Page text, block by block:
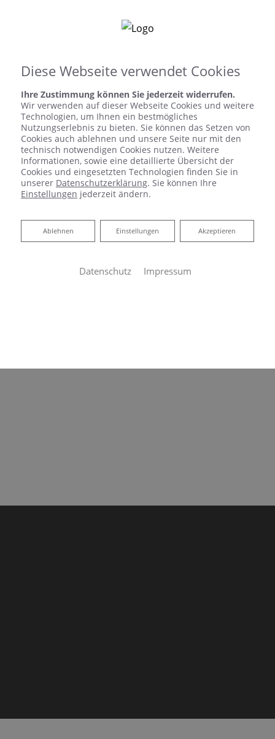
Startseite»Bad»Badinspiration & Musterbäder»Komfort-Bad 4,6
Komfort-Bad 4,6 ㎡
Diese Webseite verwendet Cookies
Ihre Zustimmung können Sie jederzeit widerrufen.
Wir verwenden auf dieser Webseite Cookies und weitere
Technologien, um Ihnen ein bestmögliches
Nutzungserlebnis zu bieten. Sie können das Setzen von
Cookies auch ablehnen und unsere Seite nur mit den
technisch notwendigen Cookies nutzen. Weitere
Informationen, sowie eine detaillierte Übersicht der
Cookies und eingesetzten Technologien finden Sie in
unserer Datenschutzerklärung. Sie können Ihre
Einstellungen jederzeit ändern.
Akzeptieren
Einstellungen
Ablehnen
Ablehnen
Datenschutz Impressum